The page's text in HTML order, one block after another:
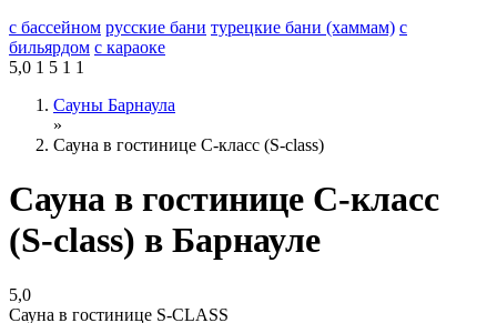
с бассейном русские бани турецкие бани (хаммам) с
бильярдом с караоке
5,0 1 5 1 1
Сауны Барнаула
»
Сауна в гостинице С-класс (S-class)
Сауна в гостинице С-класс
(S-class) в Барнауле
5,0
Сауна в гостинице S-CLASS